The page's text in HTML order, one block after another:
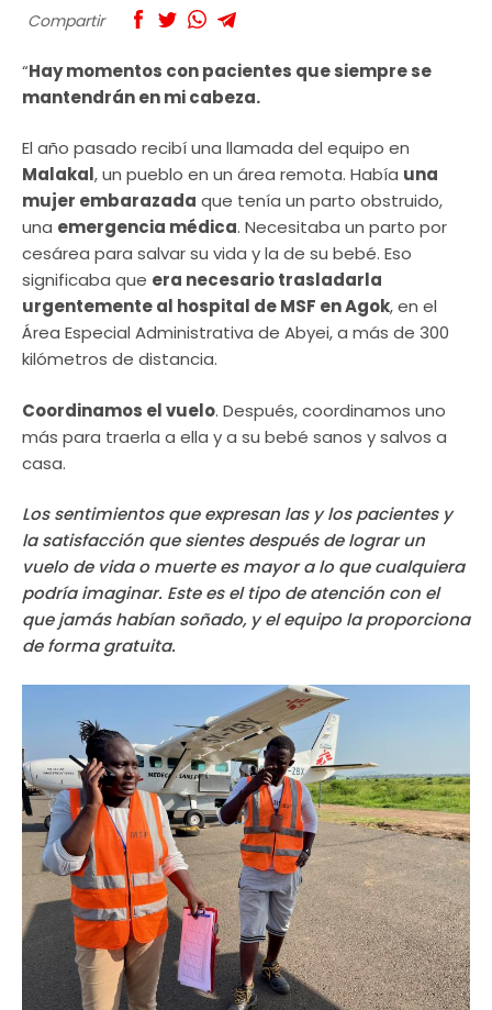
Compartir
“Hay momentos con pacientes que siempre se
mantendrán en mi cabeza.
El año pasado recibí una llamada del equipo en
Malakal, un pueblo en un área remota. Había una
mujer embarazada que tenía un parto obstruido,
una emergencia médica. Necesitaba un parto por
cesárea para salvar su vida y la de su bebé. Eso
significaba que era necesario trasladarla
urgentemente al hospital de MSF en Agok, en el
Área Especial Administrativa de Abyei, a más de 300
kilómetros de distancia.
Coordinamos el vuelo. Después, coordinamos uno
más para traerla a ella y a su bebé sanos y salvos a
casa.
Los sentimientos que expresan las y los pacientes y
la satisfacción que sientes después de lograr un
vuelo de vida o muerte es mayor a lo que cualquiera
podría imaginar. Este es el tipo de atención con el
que jamás habían soñado, y el equipo la proporciona
de forma gratuita.